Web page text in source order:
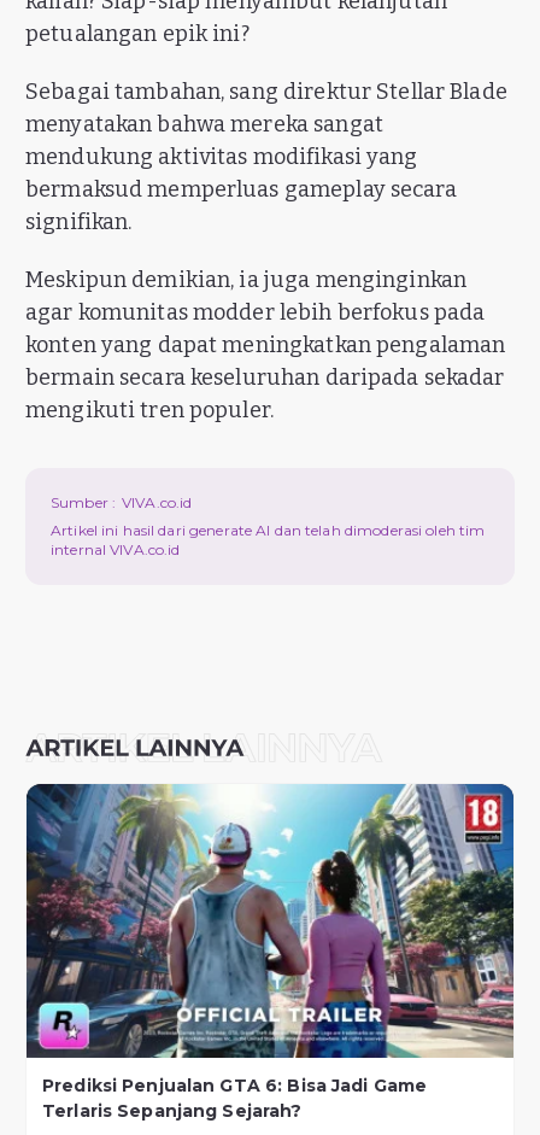
petualangan epik ini?
Sebagai tambahan, sang direktur Stellar Blade
menyatakan bahwa mereka sangat
mendukung aktivitas modifikasi yang
bermaksud memperluas gameplay secara
signifikan.
Meskipun demikian, ia juga menginginkan
agar komunitas modder lebih berfokus pada
konten yang dapat meningkatkan pengalaman
bermain secara keseluruhan daripada sekadar
mengikuti tren populer.
Sumber : VIVA.co.id
Artikel ini hasil dari generate AI dan telah dimoderasi oleh tim
internal VIVA.co.id
Prediksi Penjualan GTA 6: Bisa Jadi Game
Terlaris Sepanjang Sejarah?